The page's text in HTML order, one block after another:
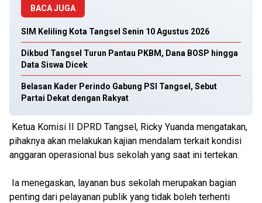
BACA JUGA
SIM Keliling Kota Tangsel Senin 10 Agustus 2026
Dikbud Tangsel Turun Pantau PKBM, Dana BOSP hingga
Data Siswa Dicek
Belasan Kader Perindo Gabung PSI Tangsel, Sebut
Partai Dekat dengan Rakyat
Ketua Komisi II DPRD Tangsel, Ricky Yuanda mengatakan,
pihaknya akan melakukan kajian mendalam terkait kondisi
anggaran operasional bus sekolah yang saat ini tertekan.
Ia menegaskan, layanan bus sekolah merupakan bagian
penting dari pelayanan publik yang tidak boleh terhenti